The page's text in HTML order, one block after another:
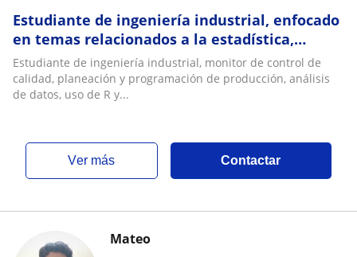
Estudiante de ingeniería industrial, enfocado
en temas relacionados a la estadística,
producción, calidad y manejo de R y Excel
Estudiante de ingeniería industrial, monitor de control de
calidad, planeación y programación de producción, análisis
de datos, uso de R y...
ver más Contactar
Mateo